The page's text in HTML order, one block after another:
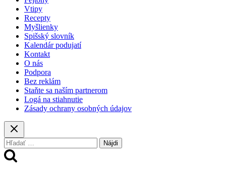
Vtipy
Recepty
Myšlienky
Spišský slovník
Kalendár podujatí
Kontakt
O nás
Podpora
Bez reklám
Staňte sa naším partnerom
Logá na stiahnutie
Zásady ochrany osobných údajov
Hľadať: